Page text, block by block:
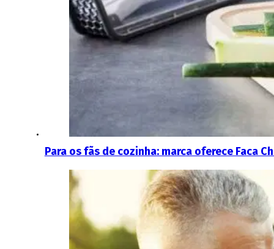
Para os fãs de cozinha: marca oferece Faca